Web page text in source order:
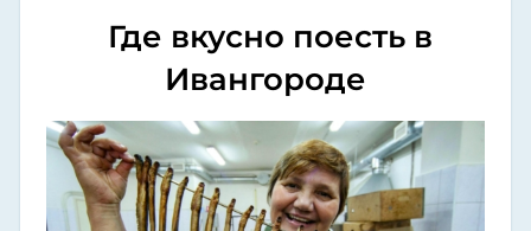
Где вкусно поесть в
Ивангороде